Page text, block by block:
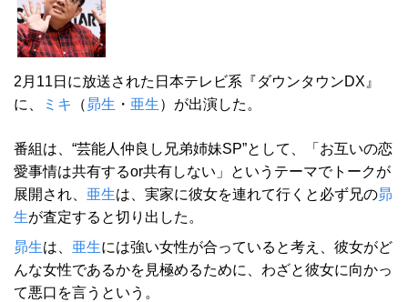
2月11日に放送された日本テレビ系『ダウンタウンDX』
に、
ミキ （ 昴生 ・ 亜生）が出演した。
番組は、“芸能人仲良し兄弟姉妹SP”として、「お互いの恋
愛事情は共有するor共有しない」というテーマでトークが
展開され、 亜生は、実家に彼女を連れて行くと必ず兄の昴
生が査定すると切り出した。
昴生は、 亜生には強い女性が合っていると考え、彼女がど
んな女性であるかを見極めるために、わざと彼女に向かっ
て悪口を言うという。